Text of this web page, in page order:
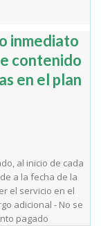
inmediato
contenido
en el plan
al inicio de cada
a la fecha de la
el servicio en el
adicional - No se
pagado